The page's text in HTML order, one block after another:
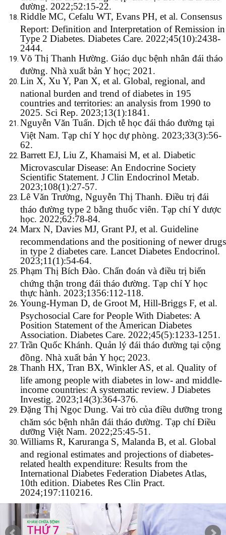
đường. 2022;52:15-22.
Riddle MC, Cefalu WT, Evans PH, et al. Consensus
Report: Definition and Interpretation of Remission in
Type 2 Diabetes. Diabetes Care. 2022;45(10):2438-
2444.
Võ Thị Thanh Hường. Giáo dục bệnh nhân đái tháo
đường. Nhà xuất bản Y học; 2021.
Lin X, Xu Y, Pan X, et al. Global, regional, and
national burden and trend of diabetes in 195
countries and territories: an analysis from 1990 to
2025. Sci Rep. 2023;13(1):1841.
Nguyễn Văn Tuấn. Dịch tễ học đái tháo đường tại
Việt Nam. Tạp chí Y học dự phòng. 2023;33(3):56-
62.
Barrett EJ, Liu Z, Khamaisi M, et al. Diabetic
Microvascular Disease: An Endocrine Society
Scientific Statement. J Clin Endocrinol Metab.
2023;108(1):27-57.
Lê Văn Trường, Nguyễn Thị Thanh. Điều trị đái
tháo đường type 2 bằng thuốc viên. Tạp chí Y dược
học. 2022;62:78-84.
Marx N, Davies MJ, Grant PJ, et al. Guideline
recommendations and the positioning of newer drugs
in type 2 diabetes care. Lancet Diabetes Endocrinol.
2023;11(1):54-64.
Phạm Thị Bích Đào. Chẩn đoán và điều trị biến
chứng thận trong đái tháo đường. Tạp chí Y học
thực hành. 2023;1356:112-118.
Young-Hyman D, de Groot M, Hill-Briggs F, et al.
Psychosocial Care for People With Diabetes: A
Position Statement of the American Diabetes
Association. Diabetes Care. 2022;45(5):1233-1251.
Trần Quốc Khánh. Quản lý đái tháo đường tại cộng
đồng. Nhà xuất bản Y học; 2023.
Thanh HX, Tran BX, Winkler AS, et al. Quality of
life among people with diabetes in low- and middle-
income countries: A systematic review. J Diabetes
Investig. 2023;14(3):364-376.
Đặng Thị Ngọc Dung. Vai trò của điều dưỡng trong
chăm sóc bệnh nhân đái tháo đường. Tạp chí Điều
dưỡng Việt Nam. 2022;25:45-51.
Williams R, Karuranga S, Malanda B, et al. Global
and regional estimates and projections of diabetes-
related health expenditure: Results from the
International Diabetes Federation Diabetes Atlas,
10th edition. Diabetes Res Clin Pract.
2024;197:110216.